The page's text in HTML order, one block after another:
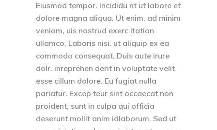
Eiusmod tempor. incididu nt ut labore et
dolore magna aliqua. Ut enim. ad minim
veniam, uis nostrud exerc itation
ullamco. Laboris nisi. ut aliquip ex ea
commodo consequat. Duis aute irure
dolr. inreprehen derit in voluptate velit
esse cillum dolore. Eu fugiat nulla
pariatur. Excep teur sint occaecat non
proident, sunt in culpa qui officia
deserunt mollit anim idlaborum. Sed ut